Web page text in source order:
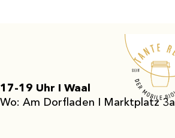
17-19 Uhr I Waal
Wo: Am Dorfladen I Marktplatz 3a